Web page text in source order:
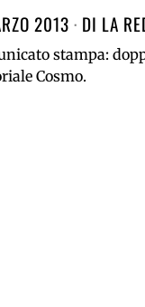
2013 DI LA
stampa:
Cosmo.